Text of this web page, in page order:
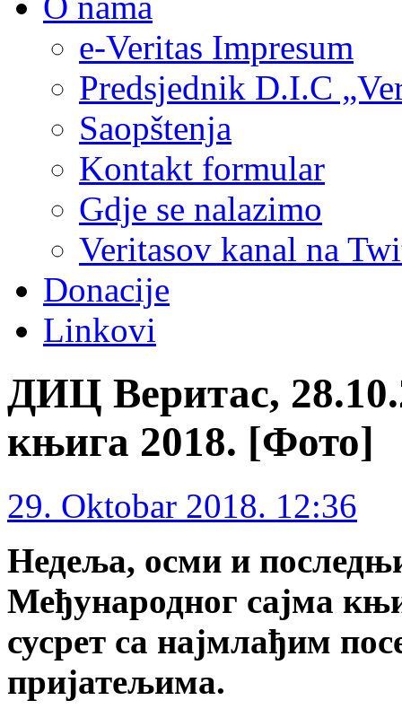
e-Veritas Impresum
Predsjednik D.I.C
Saopštenja
Kontakt formular
Gdje se nalazimo
Veritasov kanal na
Donacije
Linkovi
ДИЦ Веритас,
књига 2018. [Фото]
29. Oktobar 2018. 12:36
Недеља, осми и
Међународног сајма
сусрет са најмлађим
пријатељима.